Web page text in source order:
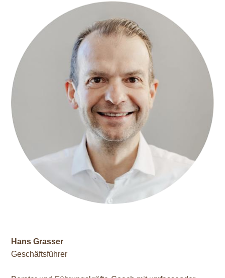
Hans Grasser
Geschäftsführer